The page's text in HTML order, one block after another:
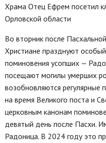
Храма Отец Ефрем посетил
Орловской области
Во вторник после
Христиане празднуют
поминовения усопших —
посещают могилы умерших
возобновляются регулярные
на время Великого поста и
церковным канонам
девятый день после Пасхи.
Радоница. В 2024 году это